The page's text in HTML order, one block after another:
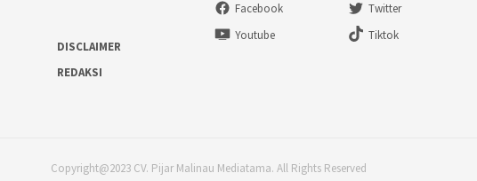
DISCLAIMER
REDAKSI
Facebook Twitter
Youtube
Tiktok
Copyright@2023 CV. Pijar Malinau Mediatama. All Rights Reserved